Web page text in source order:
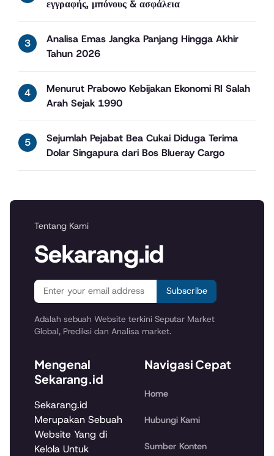
εγγραφής, μπόνους & ασφάλεια
Analisa Emas Jangka Panjang Hingga Akhir
Tahun 2026
Menurut Prabowo Kebijakan Ekonomi RI Salah
Arah Sejak 1990
Sejumlah Pejabat Bea Cukai Diduga Terima
Dolar Singapura dari Bos Blueray Cargo
Tentang Kami
Sekarang.id
Subscribe
Adalah sebuah Website terkini Seputar Market
Global, Prediksi dan Analisa market.
Mengenal
Sekarang.id
Sekarang.id
Merupakan Sebuah
Website Yang di
Kelola Untuk
Navigasi Cepat
Home
Hubungi Kami
Sumber Konten